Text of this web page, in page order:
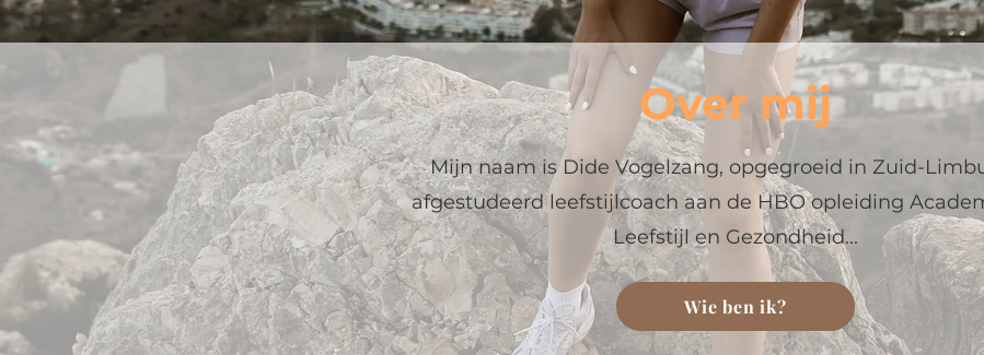
Over mij
Mijn naam is Dide Vogelzang, opgegroeid in Zuid-
afgestudeerd leefstijlcoachaan de HBO opleiding
Leefstijl en Gezondheid...
Wie ben ik?